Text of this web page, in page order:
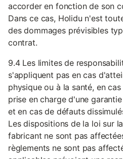
accorder en fonction de son
Dans ce cas, Holidu n'est
des dommages prévisibles
contrat.
9.4 Les limites de
s'appliquent pas en cas
physique ou à la santé, en
prise en charge d'une
et en cas de défauts
Les dispositions de la loi sur
fabricant ne sont pas
règlements ne sont pas